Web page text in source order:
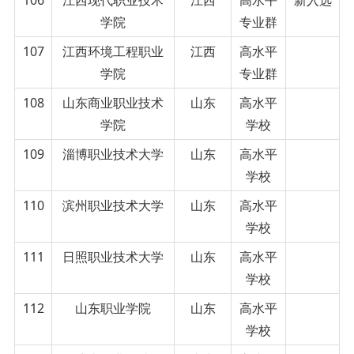
学院
专业群
107
江西环境工程职业
学院
江西
高水平
专业群
108
山东商业职业技术
学院
山东
高水平
学校
109
淄博职业技术大学 山东
高水平
学校
110
滨州职业技术大学 山东
高水平
学校
111
日照职业技术大学 山东
高水平
学校
112
山东职业学院 山东
高水平
学校